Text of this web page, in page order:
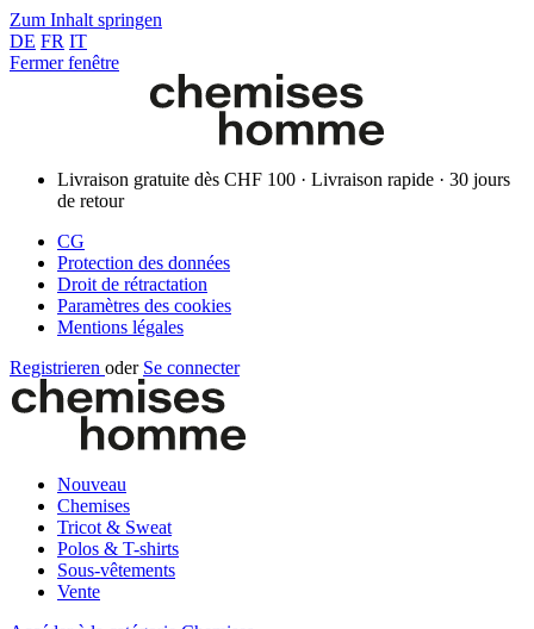
Zum Inhalt springen
DE FR IT
Fermer fenêtre
Livraison gratuite dès CHF 100 · Livraison rapide · 30 jours
de retour
CG
Protection des données
Droit de rétractation
Paramètres des cookies
Mentions légales
Registrieren oder Se connecter
Nouveau
Chemises
Tricot & Sweat
Polos & T-shirts
Sous-vêtements
Vente